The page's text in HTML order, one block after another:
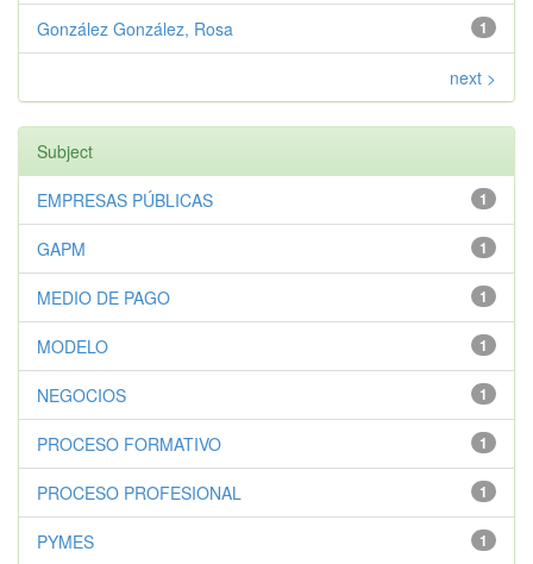
1
González González, Rosa
next >
Subject
1
EMPRESAS PÚBLICAS
1
GAPM
1
MEDIO DE PAGO
1
MODELO
1
NEGOCIOS
1
PROCESO FORMATIVO
1
PROCESO PROFESIONAL
1
PYMES